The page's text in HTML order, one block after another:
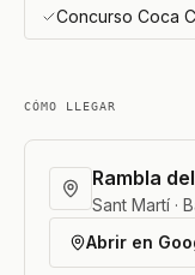
Concurso Coca
CÓMO LLEGAR
Rambla
Sant Martí ·
Abrir en